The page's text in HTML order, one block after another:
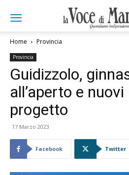
Home Provincia
Provincia
Guidizzolo,
all’aperto e
progetto
17 Marzo 2023
Facebook Twitter